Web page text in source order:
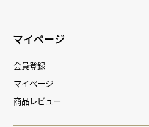
マイページ
会員登録
マイページ
商品レビュー